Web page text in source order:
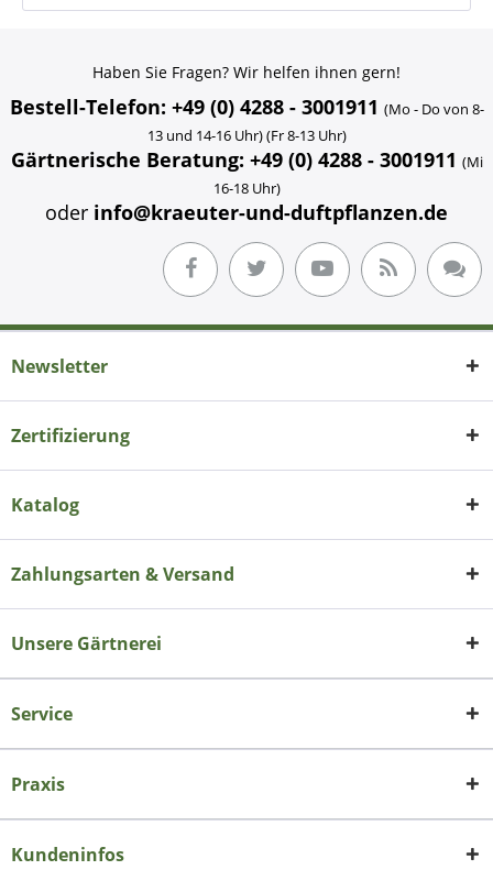
Haben Sie Fragen? Wir helfen ihnen gern!
Bestell-Telefon: +49 (0) 4288 - 3001911 (Mo - Do von 8-
13 und 14-16 Uhr) (Fr 8-13 Uhr)
Gärtnerische Beratung: +49 (0) 4288 - 3001911 (Mi
16-18 Uhr)
oder info@kraeuter-und-duftpflanzen.de
Newsletter
Zertifizierung
Katalog
Zahlungsarten & Versand
Unsere Gärtnerei
Service
Praxis
Kundeninfos